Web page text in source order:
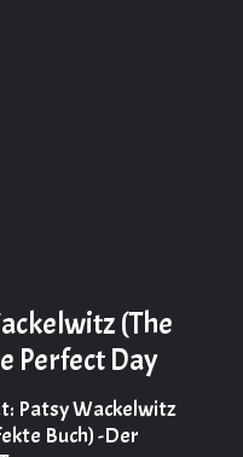
(The
Perfect Day
Patsy Wackelwitz
Buch) -Der